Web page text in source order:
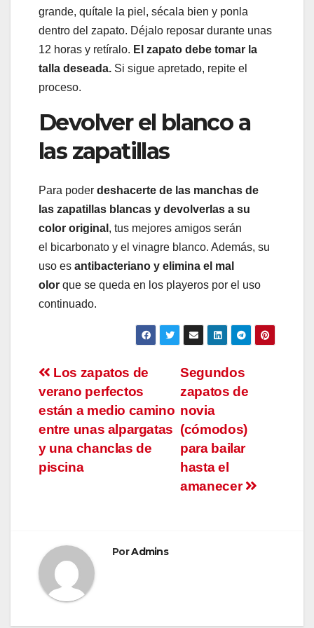
grande, quítale la piel, sécala bien y ponla
dentro del zapato. Déjalo reposar durante unas
12 horas y retíralo. El zapato debe tomar la
talla deseada. Si sigue apretado, repite el
proceso.
Devolver el blanco a
las zapatillas
Para poder deshacerte de las manchas de
las zapatillas blancas y devolverlas a su
color original , tus mejores amigos serán
el bicarbonato y el vinagre blanco. Además, su
uso es antibacteriano y elimina el mal
olor que se queda en los playeros por el uso
continuado.
Navegación
de
entradas
Segundos
zapatos de
novia
(cómodos)
para bailar
hasta el
amanecer
Los zapatos de
verano perfectos
están a medio camino
entre unas alpargatas
y una chanclas de
piscina
PorAdmins